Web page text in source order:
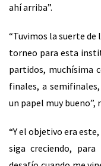
ahí arriba”.
“Tuvimos la suerte de
torneo para esta
partidos, muchísima
finales, a
un papel muy bueno”,
“Y el objetivo era
siga creciendo,